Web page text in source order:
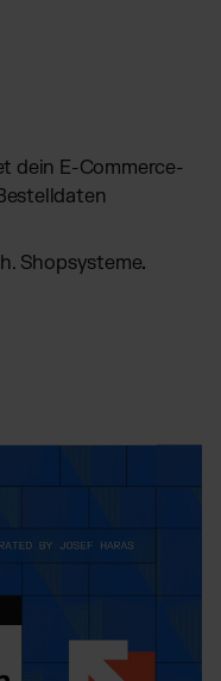
dein E-Commerce-
Shopsysteme.